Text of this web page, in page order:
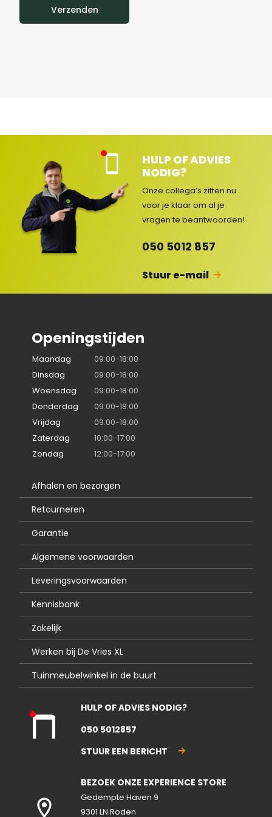
Verzenden
nte
nse
rvic
e
HULP OF ADVIES
NODIG?
Onze collega’s zitten nu
voor je klaar om al je
vragen te beantwoorden!
050 5012 857
Stuur e-mail
Openingstijden
Maandag
09:00-18:00
Dinsdag
09:00-18:00
Woensdag
09:00-18:00
Donderdag
09:00-18:00
Vrijdag
09:00-18:00
Zaterdag
10:00-17:00
Zondag
12:00-17:00
Afhalen en bezorgen
Retourneren
Garantie
Algemene voorwaarden
Leveringsvoorwaarden
Kennisbank
Zakelijk
Werken bij De Vries XL
Tuinmeubelwinkel in de buurt
nte
ote
n
HULP OF ADVIES NODIG?
050 5012857
STUUR EEN BERICHT
BEZOEK ONZE EXPERIENCE STORE
Gedempte Haven 9
9301 LN Roden